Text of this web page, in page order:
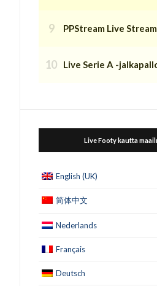
PPStream Live Stream
Live Serie A -
Live Footy kautta
English (UK)
简体中文
Nederlands
Français
Deutsch